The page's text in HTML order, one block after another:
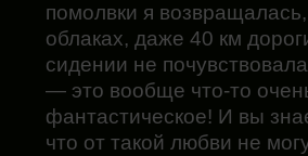
помолвки я
облаках, даже 40 км
сидении не
— это вообще что-то
фантастическое! И вы
что от такой любви не